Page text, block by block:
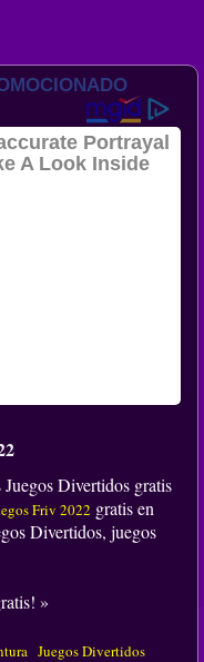
Divertidos gratis
Friv 2022 gratis en
Divertidos, juegos
»
Juegos Divertidos